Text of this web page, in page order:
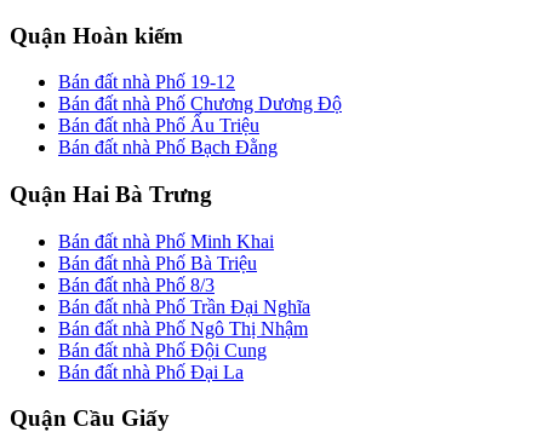
Quận Hoàn kiếm
Bán đất nhà Phố 19-12
Bán đất nhà Phố Chương Dương Độ
Bán đất nhà Phố Ấu Triệu
Bán đất nhà Phố Bạch Đằng
Quận Hai Bà Trưng
Bán đất nhà Phố Minh Khai
Bán đất nhà Phố Bà Triệu
Bán đất nhà Phố 8/3
Bán đất nhà Phố Trần Đại Nghĩa
Bán đất nhà Phố Ngô Thị Nhậm
Bán đất nhà Phố Đội Cung
Bán đất nhà Phố Đại La
Quận Cầu Giấy